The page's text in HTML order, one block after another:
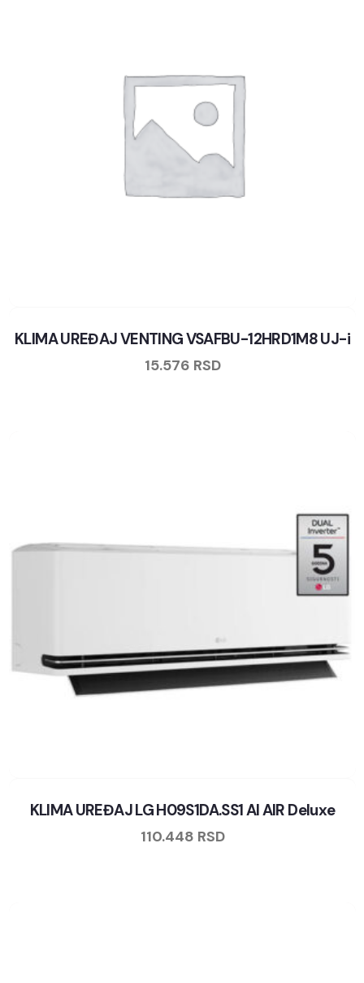
KLIMA UREĐAJ VENTING VSAFBU-12HRD1M8 UJ-i
15.576 RSD
KLIMA UREĐAJ LG H09S1DA.SS1 AI AIR Deluxe
110.448 RSD